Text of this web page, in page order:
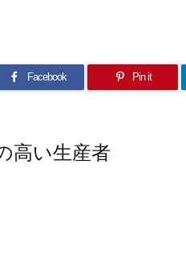
Facebook Pin it
高い生産者